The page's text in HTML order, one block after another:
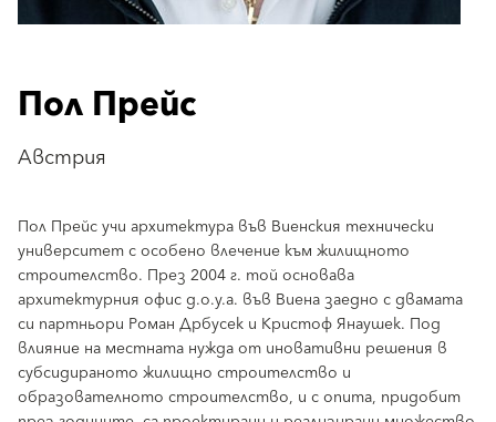
Пол Прейс
Австрия
Пол Прейс учи архитектура във Виенския технически
университет с особено влечение към жилищното
строителство. През 2004 г. той основава
архитектурния офис g.o.y.a. във Виена заедно с двамата
си партньори Роман Дрбусек и Кристоф Янаушек. Под
влияние на местната нужда от иновативни решения в
субсидираното жилищно строителство и
образователното строителство, и с опита, придобит